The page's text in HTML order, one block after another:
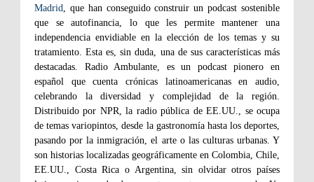
Madrid, que han conseguido construir un podcast sostenible
que se autofinancia, lo que les permite mantener una
independencia envidiable en la elección de los temas y su
tratamiento. Esta es, sin duda, una de sus características más
destacadas. Radio Ambulante, es un podcast pionero en
español que cuenta crónicas latinoamericanas en audio,
celebrando la diversidad y complejidad de la región.
Distribuido por NPR, la radio pública de EE.UU., se ocupa
de temas variopintos, desde la gastronomía hasta los deportes,
pasando por la inmigración, el arte o las culturas urbanas. Y
son historias localizadas geográficamente en Colombia, Chile,
EE.UU., Costa Rica o Argentina, sin olvidar otros países